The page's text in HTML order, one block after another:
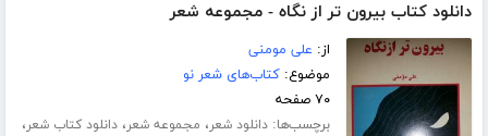
دانلود کتاب بیرون تر از نگاه - مجموعه شعر
از: علی مومنی
موضوع:کتاب‌های شعر نو
۷۰ صفحه
برچسب‌ها:دانلود شعر، مجموعه شعر،دانلود کتاب شعر،